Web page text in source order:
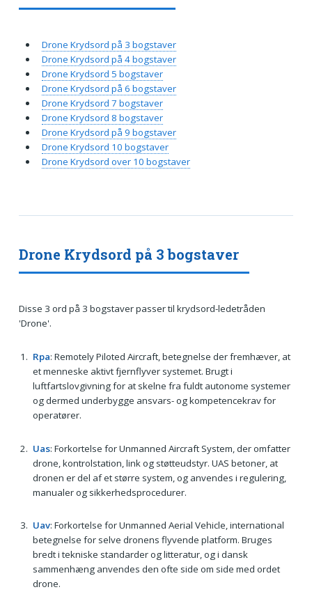
Drone Krydsord på 3 bogstaver
Disse 3 ord på 3 bogstaver passer til krydsord-ledetråden
'Drone'.
Rpa: Remotely Piloted Aircraft, betegnelse der fremhæver, at
et menneske aktivt fjernflyver systemet. Brugt i
luftfartslovgivning for at skelne fra fuldt autonome systemer
og dermed underbygge ansvars- og kompetencekrav for
operatører.
Uas: Forkortelse for Unmanned Aircraft System, der omfatter
drone, kontrolstation, link og støtteudstyr. UAS betoner, at
dronen er del af et større system, og anvendes i regulering,
manualer og sikkerhedsprocedurer.
Uav: Forkortelse for Unmanned Aerial Vehicle, international
betegnelse for selve dronens flyvende platform. Bruges
bredt i tekniske standarder og litteratur, og i dansk
sammenhæng anvendes den ofte side om side med ordet
drone.
Drone Krydsord på 3 bogstaver
Drone Krydsord på 4 bogstaver
Drone Krydsord 5 bogstaver
Drone Krydsord på 6 bogstaver
Drone Krydsord 7 bogstaver
Drone Krydsord 8 bogstaver
Drone Krydsord på 9 bogstaver
Drone Krydsord 10 bogstaver
Drone Krydsord over 10 bogstaver